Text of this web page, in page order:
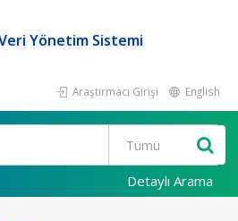
Yönetim Sistemi
Araştırmacı Girişi English
Detaylı Arama